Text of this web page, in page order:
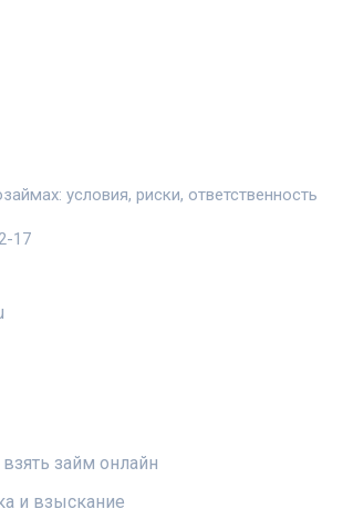
условия, риски, ответственность
17
займ онлайн
и взыскание